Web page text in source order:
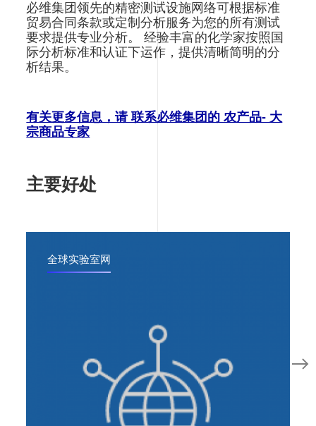
必维集团领先的精密测试设施网络可根据标准
贸易合同条款或定制分析服务为您的所有测试
要求提供专业分析。 经验丰富的化学家按照国
际分析标准和认证下运作，提供清晰简明的分
析结果。
有关更多信息，请 联系必维集团的 农产品- 大
宗商品专家
主要好处
全球实验室网